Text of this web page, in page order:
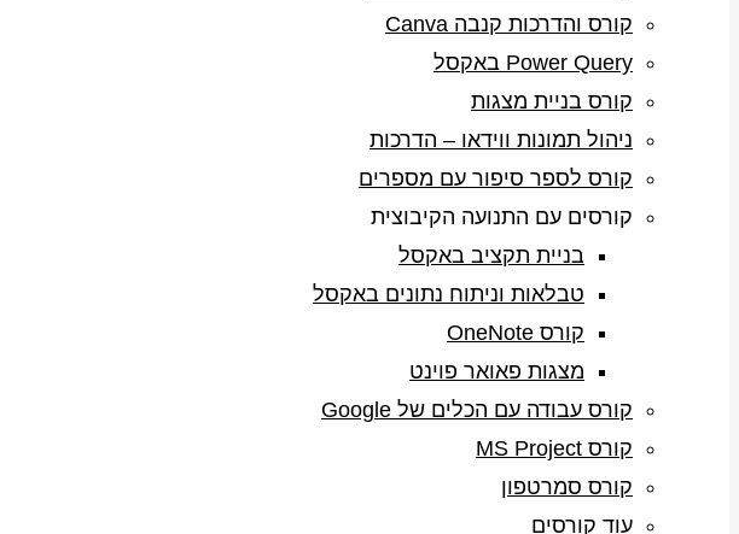
קורס והדרכות קנבה Canva
Power Query באקסל
קורס בניית מצגות
ניהול תמונות ווידאו – הדרכות
קורס לספר סיפור עם מספרים
קורסים עם התנועה הקיבוצית
בניית תקציב באקסל
טבלאות וניתוח נתונים באקסל
קורס OneNote
מצגות פאואר פוינט
קורס עבודה עם הכלים של Google
קורס MS Project
קורס סמרטפון
עוד קורסים